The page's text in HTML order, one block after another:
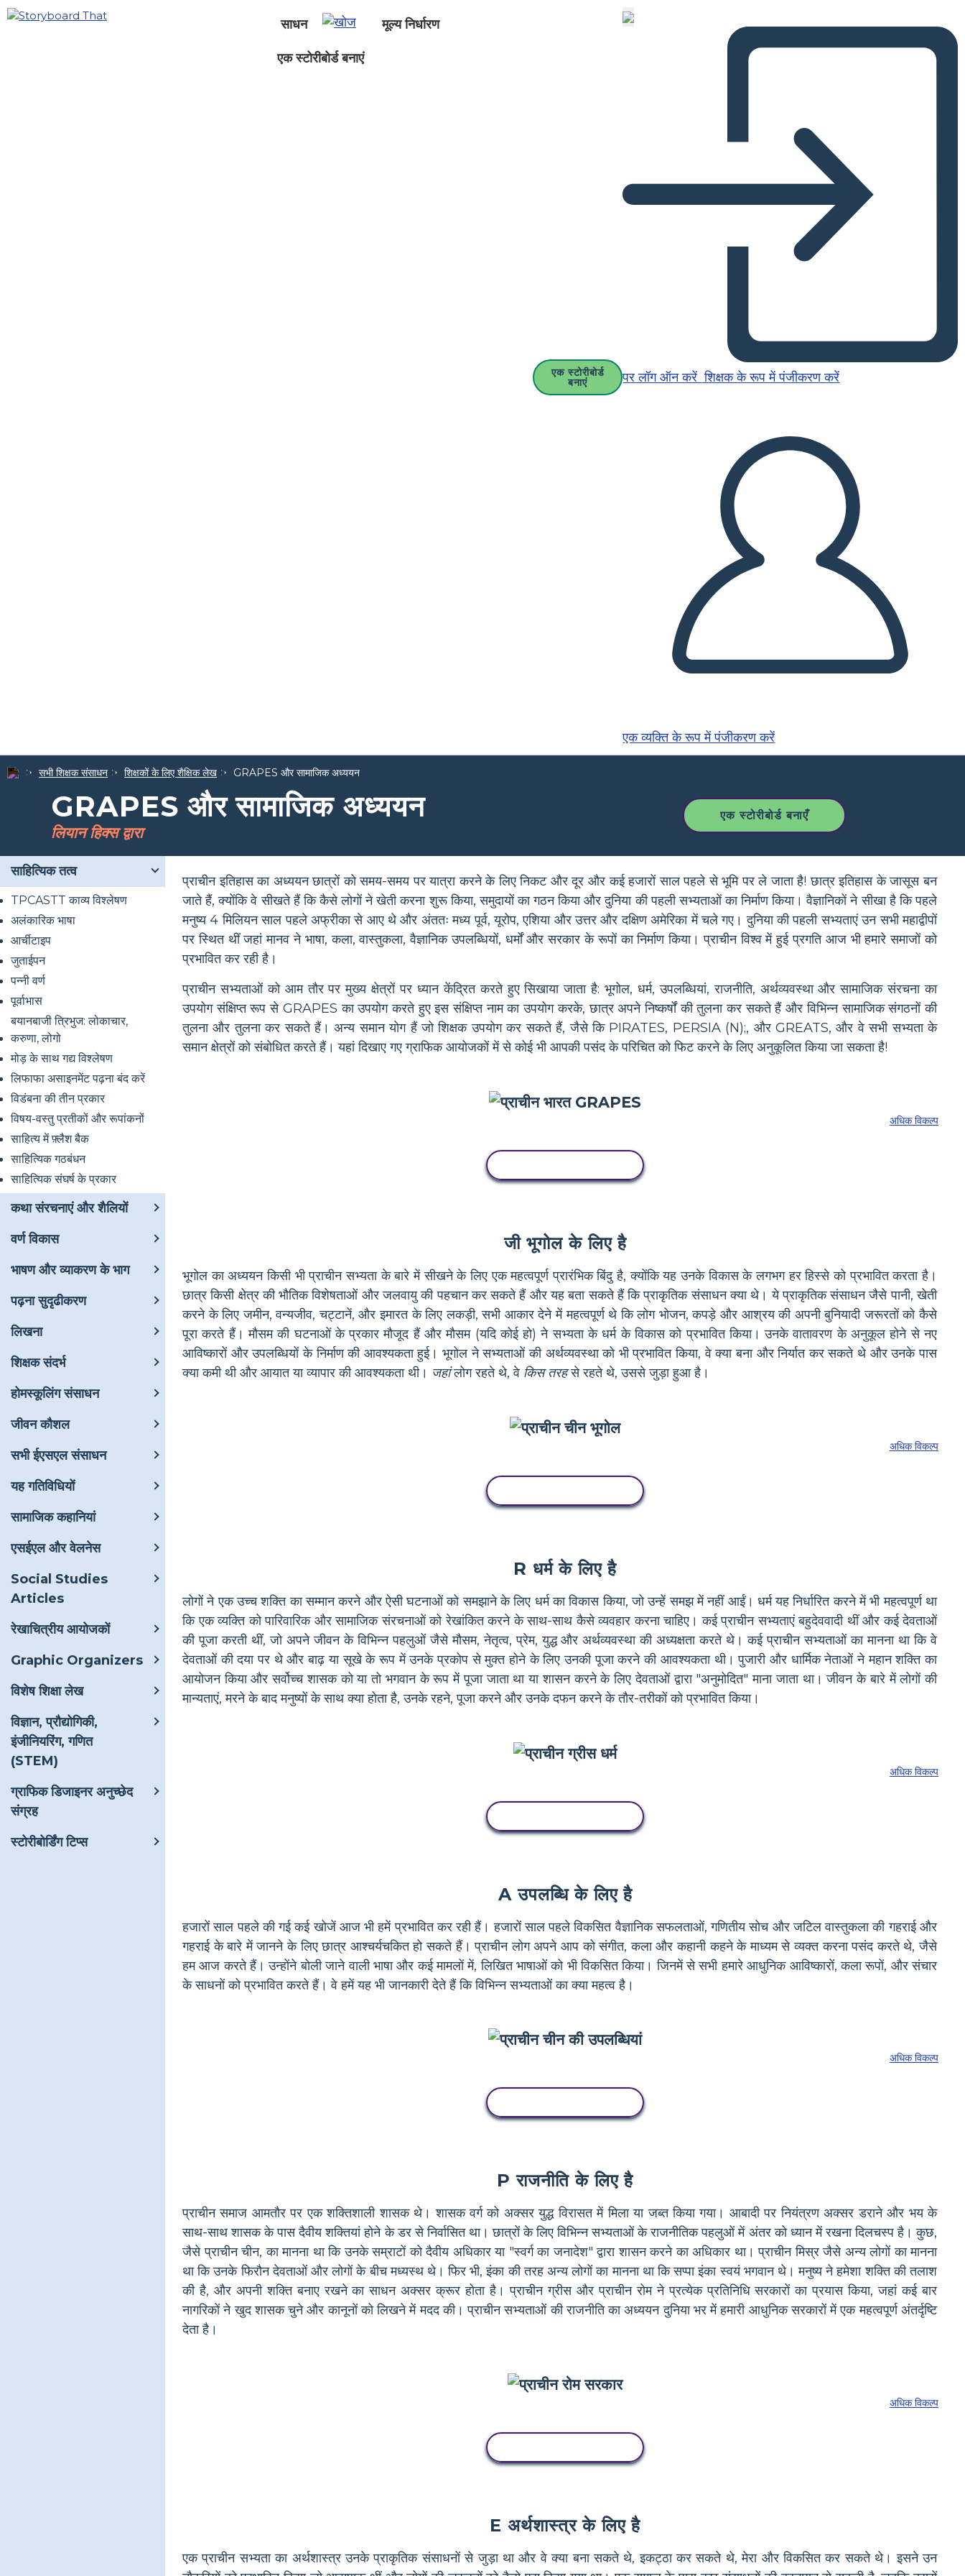
साधन मूल्य निर्धारण
एक स्टोरीबोर्ड बनाएं
एक स्टोरीबोर्ड
बनाएं पर लॉग ऑन करें शिक्षक के रूप में पंजीकरण करें
एक व्यक्ति के रूप में पंजीकरण करें
सभी शिक्षक संसाधन शिक्षकों के लिए शैक्षिक लेख GRAPES और सामाजिक अध्ययन
GRAPES और सामाजिक अध्ययन
लियान हिक्स द्वारा
एक स्टोरीबोर्ड बनाएँ
साहित्यिक तत्व
TPCASTT काव्य विश्लेषण
अलंकारिक भाषा
आर्चीटाइप
जुताईपन
पन्नी वर्ण
पूर्वाभास
बयानबाजी त्रिभुज: लोकाचार,
करुणा, लोगो
मोड़ के साथ गद्य विश्लेषण
लिफाफा असाइनमेंट पढ़ना बंद करें
विडंबना की तीन प्रकार
विषय-वस्तु प्रतीकों और रूपांकनों
साहित्य में फ़्लैश बैक
साहित्यिक गठबंधन
साहित्यिक संघर्ष के प्रकार
कथा संरचनाएं और शैलियों
वर्ण विकास
भाषण और व्याकरण के भाग
पढ़ना सुदृढीकरण
लिखना
शिक्षक संदर्भ
होमस्कूलिंग संसाधन
जीवन कौशल
सभी ईएसएल संसाधन
यह गतिविधियों
सामाजिक कहानियां
एसईएल और वेलनेस
Social Studies
Articles
रेखाचित्रीय आयोजकों
Graphic Organizers
विशेष शिक्षा लेख
विज्ञान, प्रौद्योगिकी,
इंजीनियरिंग, गणित
(STEM)
ग्राफिक डिजाइनर अनुच्छेद
संग्रह
स्टोरीबोर्डिंग टिप्स
प्राचीन इतिहास का अध्ययन छात्रों को समय-समय पर यात्रा करने के लिए निकट और दूर और कई हजारों साल पहले से भूमि पर ले जाता है! छात्र इतिहास के जासूस बन
जाते हैं, क्योंकि वे सीखते हैं कि कैसे लोगों ने खेती करना शुरू किया, समुदायों का गठन किया और दुनिया की पहली सभ्यताओं का निर्माण किया। वैज्ञानिकों ने सीखा है कि पहले
मनुष्य 4 मिलियन साल पहले अफ्रीका से आए थे और अंततः मध्य पूर्व, यूरोप, एशिया और उत्तर और दक्षिण अमेरिका में चले गए। दुनिया की पहली सभ्यताएं उन सभी महाद्वीपों
पर स्थित थीं जहां मानव ने भाषा, कला, वास्तुकला, वैज्ञानिक उपलब्धियों, धर्मों और सरकार के रूपों का निर्माण किया। प्राचीन विश्व में हुई प्रगति आज भी हमारे समाजों को
प्रभावित कर रही है।
प्राचीन सभ्यताओं को आम तौर पर मुख्य क्षेत्रों पर ध्यान केंद्रित करते हुए सिखाया जाता है: भूगोल, धर्म, उपलब्धियां, राजनीति, अर्थव्यवस्था और सामाजिक संरचना का
उपयोग संक्षिप्त रूप से GRAPES का उपयोग करते हुए इस संक्षिप्त नाम का उपयोग करके, छात्र अपने निष्कर्षों की तुलना कर सकते हैं और विभिन्न सामाजिक संगठनों की
तुलना और तुलना कर सकते हैं। अन्य समान योग हैं जो शिक्षक उपयोग कर सकते हैं, जैसे कि PIRATES, PERSIA (N);, और GREATS, और वे सभी सभ्यता के
समान क्षेत्रों को संबोधित करते हैं। यहां दिखाए गए ग्राफिक आयोजकों में से कोई भी आपकी पसंद के परिचित को फिट करने के लिए अनुकूलित किया जा सकता है!
अधिक विकल्प
जी भूगोल के लिए है
भूगोल का अध्ययन किसी भी प्राचीन सभ्यता के बारे में सीखने के लिए एक महत्वपूर्ण प्रारंभिक बिंदु है, क्योंकि यह उनके विकास के लगभग हर हिस्से को प्रभावित करता है।
छात्र किसी क्षेत्र की भौतिक विशेषताओं और जलवायु की पहचान कर सकते हैं और यह बता सकते हैं कि प्राकृतिक संसाधन क्या थे। ये प्राकृतिक संसाधन जैसे पानी, खेती
करने के लिए जमीन, वन्यजीव, चट्टानें, और इमारत के लिए लकड़ी, सभी आकार देने में महत्वपूर्ण थे कि लोग भोजन, कपड़े और आश्रय की अपनी बुनियादी जरूरतों को कैसे
पूरा करते हैं। मौसम की घटनाओं के प्रकार मौजूद हैं और मौसम (यदि कोई हो) ने सभ्यता के धर्म के विकास को प्रभावित किया। उनके वातावरण के अनुकूल होने से नए
आविष्कारों और उपलब्धियों के निर्माण की आवश्यकता हुई। भूगोल ने सभ्यताओं की अर्थव्यवस्था को भी प्रभावित किया, वे क्या बना और निर्यात कर सकते थे और उनके पास
क्या कमी थी और आयात या व्यापार की आवश्यकता थी। जहांलोग रहते थे, वे किस तरहसे रहते थे, उससे जुड़ा हुआ है।
अधिक विकल्प
R धर्म के लिए है
लोगों ने एक उच्च शक्ति का सम्मान करने और ऐसी घटनाओं को समझाने के लिए धर्म का विकास किया, जो उन्हें समझ में नहीं आईं। धर्म यह निर्धारित करने में भी महत्वपूर्ण था
कि एक व्यक्ति को पारिवारिक और सामाजिक संरचनाओं को रेखांकित करने के साथ-साथ कैसे व्यवहार करना चाहिए। कई प्राचीन सभ्यताएं बहुदेववादी थीं और कई देवताओं
की पूजा करती थीं, जो अपने जीवन के विभिन्न पहलुओं जैसे मौसम, नेतृत्व, प्रेम, युद्ध और अर्थव्यवस्था की अध्यक्षता करते थे। कई प्राचीन सभ्यताओं का मानना था कि वे
देवताओं की दया पर थे और बाढ़ या सूखे के रूप में उनके प्रकोप से मुक्त होने के लिए उनकी पूजा करने की आवश्यकता थी। पुजारी और धार्मिक नेताओं ने महान शक्ति का
आयोजन किया और सर्वोच्च शासक को या तो भगवान के रूप में पूजा जाता था या शासन करने के लिए देवताओं द्वारा "अनुमोदित" माना जाता था। जीवन के बारे में लोगों की
मान्यताएं, मरने के बाद मनुष्यों के साथ क्या होता है, उनके रहने, पूजा करने और उनके दफन करने के तौर-तरीकों को प्रभावित किया।
अधिक विकल्प
A उपलब्धि के लिए है
हजारों साल पहले की गई कई खोजें आज भी हमें प्रभावित कर रही हैं। हजारों साल पहले विकसित वैज्ञानिक सफलताओं, गणितीय सोच और जटिल वास्तुकला की गहराई और
गहराई के बारे में जानने के लिए छात्र आश्चर्यचकित हो सकते हैं। प्राचीन लोग अपने आप को संगीत, कला और कहानी कहने के माध्यम से व्यक्त करना पसंद करते थे, जैसे
हम आज करते हैं। उन्होंने बोली जाने वाली भाषा और कई मामलों में, लिखित भाषाओं को भी विकसित किया। जिनमें से सभी हमारे आधुनिक आविष्कारों, कला रूपों, और संचार
के साधनों को प्रभावित करते हैं। वे हमें यह भी जानकारी देते हैं कि विभिन्न सभ्यताओं का क्या महत्व है।
अधिक विकल्प
P राजनीति के लिए है
प्राचीन समाज आमतौर पर एक शक्तिशाली शासक थे। शासक वर्ग को अक्सर युद्ध विरासत में मिला या जब्त किया गया। आबादी पर नियंत्रण अक्सर डराने और भय के
साथ-साथ शासक के पास दैवीय शक्तियां होने के डर से निर्वासित था। छात्रों के लिए विभिन्न सभ्यताओं के राजनीतिक पहलुओं में अंतर को ध्यान में रखना दिलचस्प है। कुछ,
जैसे प्राचीन चीन, का मानना था कि उनके सम्राटों को दैवीय अधिकार या "स्वर्ग का जनादेश" द्वारा शासन करने का अधिकार था। प्राचीन मिस्र जैसे अन्य लोगों का मानना
था कि उनके फिरौन देवताओं और लोगों के बीच मध्यस्थ थे। फिर भी, इंका की तरह अन्य लोगों का मानना था कि सप्पा इंका स्वयं भगवान थे। मनुष्य ने हमेशा शक्ति की तलाश
की है, और अपनी शक्ति बनाए रखने का साधन अक्सर क्रूर होता है। प्राचीन ग्रीस और प्राचीन रोम ने प्रत्येक प्रतिनिधि सरकारों का प्रयास किया, जहां कई बार
नागरिकों ने खुद शासक चुने और कानूनों को लिखने में मदद की। प्राचीन सभ्यताओं की राजनीति का अध्ययन दुनिया भर में हमारी आधुनिक सरकारों में एक महत्वपूर्ण अंतर्दृष्टि
देता है।
अधिक विकल्प
E अर्थशास्त्र के लिए है
एक प्राचीन सभ्यता का अर्थशास्त्र उनके प्राकृतिक संसाधनों से जुड़ा था और वे क्या बना सकते थे, इकट्ठा कर सकते थे, मेरा और विकसित कर सकते थे। इसने उन